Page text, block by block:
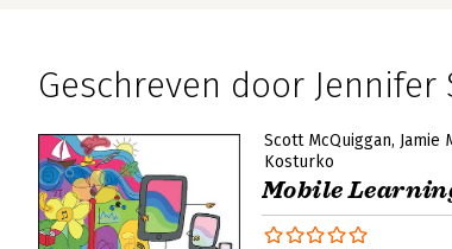
Geschreven door Jennifer
Scott McQuiggan Jamie
Kosturko
Mobile